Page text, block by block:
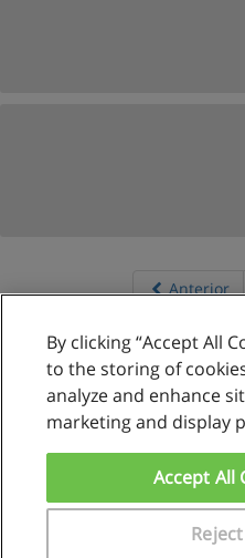
Anterior
Contactar
By clicking “Accept All
to the storing of
analyze and enhance
marketing and display
Accept All